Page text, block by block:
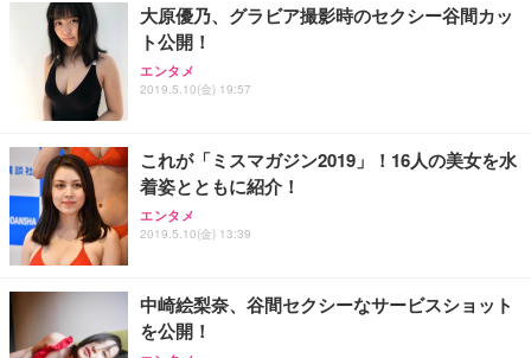
務用 おしゃれ パソコンチェア (ブラック)
Sezlife オフィスチェア デスクチェア 疲れない テレ
ワーク チェア 強化バックレスト 30度ロッキング機
能 人間工学 椅子 腰サポート 90度跳ね上げ式アーム
務用 おしゃれ パソコンチェア (ホワイト)
ANDWINT オフィスチェア デスクチェア 肘なし メ
ッシュ 通気性 ランバーサポート付き 腰サポート ガ
ス圧無段階昇降 360度回転 キャスター付き コンパク
【整備済み品】Dell E2724HS 27インチ 液晶モニタ
ー フルHD（1920×1080）VA 非光沢 HDMI/DisplayP
ort/VGA スピーカー内蔵 高さ調整 スイベル VESA対
【MiniLED/24.5inch/280Hz/FHD】GRAPHT THE S
HOOTER Gaming Monitor 24” Essential ゲーミン
グモニター QD 24.5インチ 1ms FHD 量子ドット 残
Smart Basic(スマートベーシック) 【Amazon.co.jp
限定】 Smart Basic アイリスオーヤマ ペットシーツ
超厚型 お徳用 ワイド 100枚入 (x 1) (ケース販売)
アイリスオーヤマ ペットシーツ 超厚型 お徳用 レギ
ュラー 200枚入【Amazon.co.jp限定】
大原優乃、グラビア撮影時のセクシー谷間カッ
ト公開！
エンタメ
2019.5.10(金) 19:57
これが「ミスマガジン2019」！16人の美女を水
着姿とともに紹介！
エンタメ
2019.5.10(金) 13:39
中崎絵梨奈、谷間セクシーなサービスショット
を公開！